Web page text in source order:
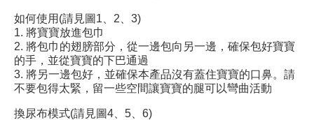
如何使用(請見圖1、2、3)
1. 將寶寶放進包巾
2. 將包巾的翅膀部分，從一邊包向另一邊，確保包好寶寶
的手，並從寶寶的下巴通過
3. 將另一邊包好，並確保本產品沒有蓋住寶寶的口鼻。請
不要包得太緊，留一些空間讓寶寶的腿可以彎曲活動
換尿布模式(請見圖4、5、6)